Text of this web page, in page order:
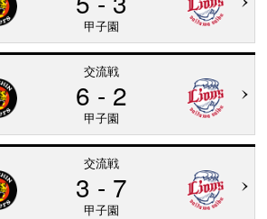
甲子園
交流戦
6 - 2
甲子園
交流戦
3 - 7
甲子園